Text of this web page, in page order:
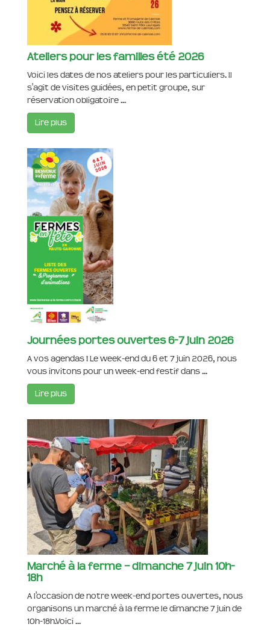
Ateliers pour les familles été 2026
Voici les dates de nos ateliers pour les particuliers. Il
s'agit de visites guidées, en petit groupe, sur
réservation obligatoire ...
Lire plus
Journées portes ouvertes 6-7 juin 2026
A vos agendas ! Le week-end du 6 et 7 juin 2026, nous
vous invitons pour un week-end festif dans ...
Lire plus
Marché à la ferme – dimanche 7 juin 10h-
18h
A l'occasion de notre week-end portes ouvertes, nous
organisons un marché à la ferme le dimanche 7 juin de
10h-18h.Voici ...